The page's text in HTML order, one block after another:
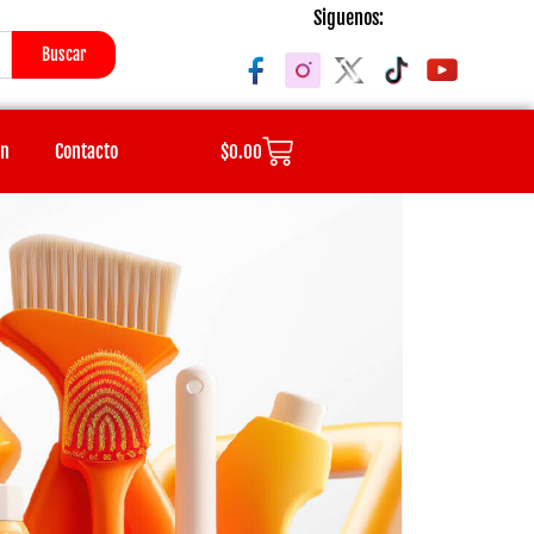
Buscar
Siguenos:
Contacto $0.00Cart